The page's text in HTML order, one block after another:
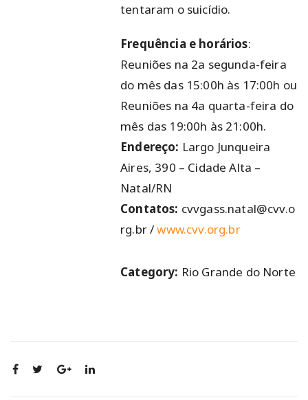
tentaram o suicídio.
Frequência e horários:
Reuniões na 2a segunda-feira
do mês das 15:00h às 17:00h ou
Reuniões na 4a quarta-feira do
mês das 19:00h às 21:00h.
Endereço: Largo Junqueira
Aires, 390 – Cidade Alta –
Natal/RN
Contatos: cvvgass.natal@cvv.o
rg.br /www.cvv.org.br
Category: Rio Grande do Norte